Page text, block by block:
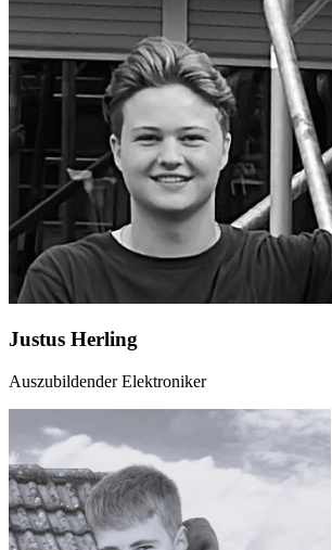
Justus Herling
Auszubildender Elektroniker